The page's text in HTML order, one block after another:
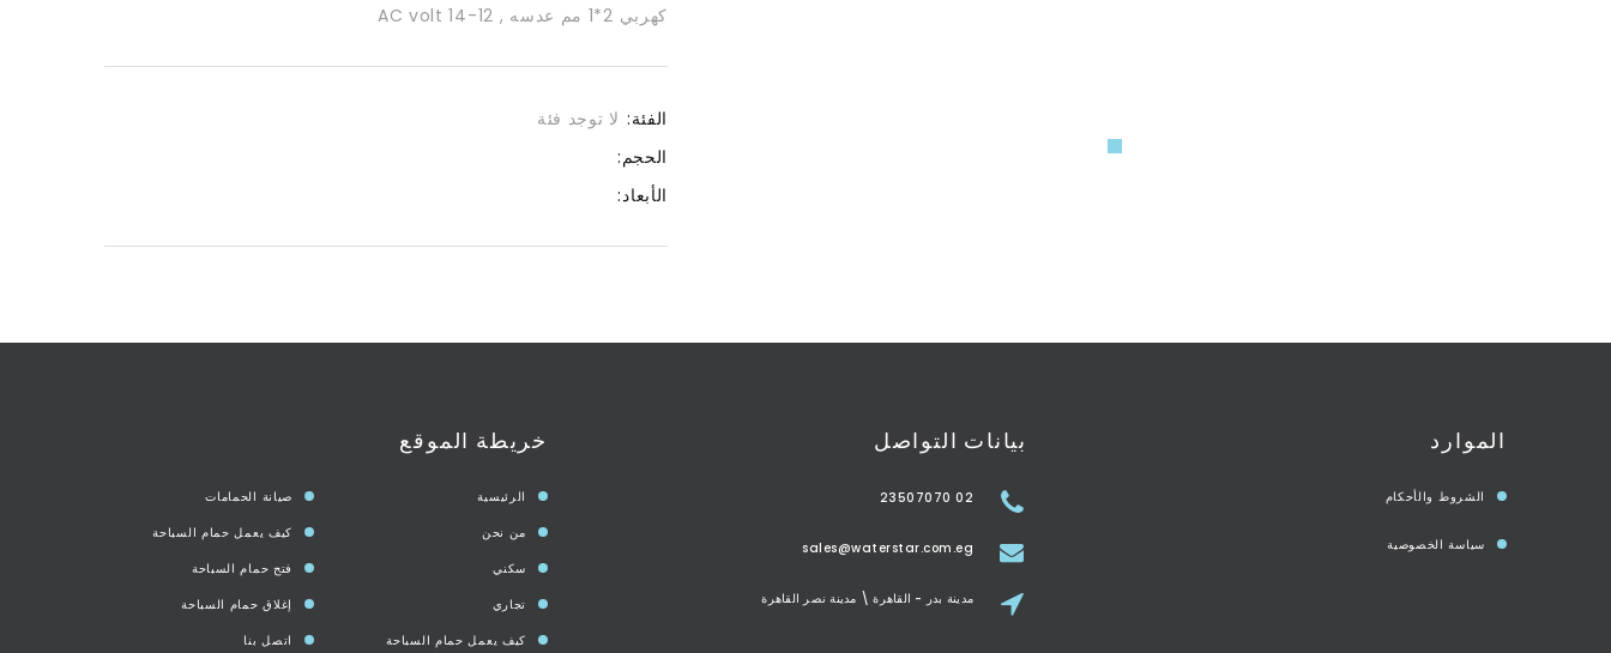
كهربي 2*1 مم عدسه , 12-14 AC volt
الفئة: لا توجد فئة
الحجم:
الأبعاد:
الموارد
الشروط والأحكام
سياسة الخصوصية
بيانات التواصل
02 23507070
sales@waterstar.com.eg
مدينة بدر - القاهرة \ مدينة نصر القاهرة
خريطة الموقع
الرئيسية
من نحن
سكني
تجاري
كيف يعمل حمام السباحة
صيانة الحمامات
كيف يعمل حمام السباحة
فتح حمام السباحة
إغلاق حمام السباحة
اتصل بنا